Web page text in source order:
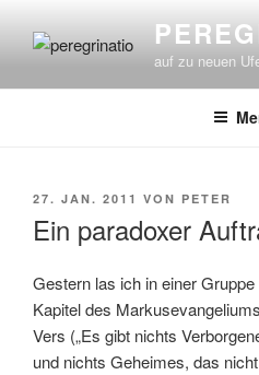
Inhalt
auf zu neuen
VERÖFFENTLICHT
27. JAN. 2011 VON PETER
Ein paradoxer
Gestern las ich in einer
Kapitel des
Vers („Es gibt nichts
und nichts Geheimes, das